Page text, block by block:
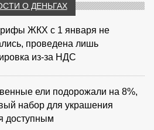
О ДЕНЬГАХ
ЖКХ с 1 января не
проведена лишь
из‑за НДС
ели подорожали на 8%,
набор для украшения
доступным